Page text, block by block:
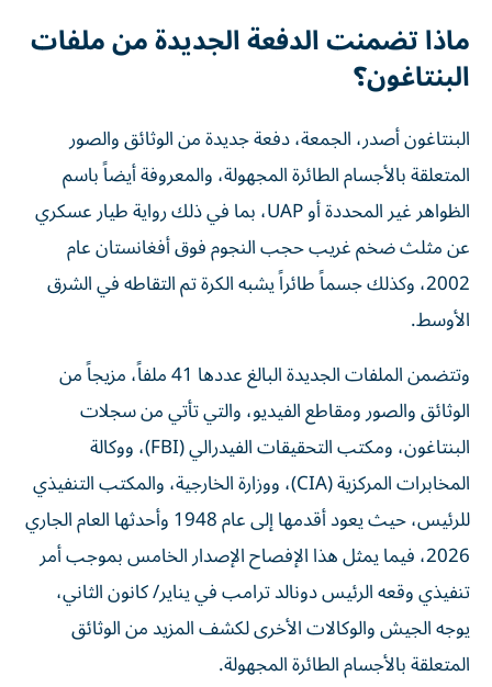
ماذا تضمنت الدفعة الجديدة من ملفات
البنتاغون؟
البنتاغون أصدر، الجمعة، دفعة جديدة من الوثائق والصور
المتعلقة بالأجسام الطائرة المجهولة، والمعروفة أيضاً باسم
الظواهر غير المحددة أو UAP، بما في ذلك رواية طيار عسكري
عن مثلث ضخم غريب حجب النجوم فوق أفغانستان عام
2002، وكذلك جسماً طائراً يشبه الكرة تم التقاطه في الشرق
الأوسط.
وتتضمن الملفات الجديدة البالغ عددها 41 ملفاً، مزيجاً من
الوثائق والصور ومقاطع الفيديو، والتي تأتي من سجلات
البنتاغون، ومكتب التحقيقات الفيدرالي (FBI)، ووكالة
المخابرات المركزية (CIA)، ووزارة الخارجية، والمكتب التنفيذي
للرئيس، حيث يعود أقدمها إلى عام 1948 وأحدثها العام الجاري
2026، فيما يمثل هذا الإفصاح الإصدار الخامس بموجب أمر
تنفيذي وقعه الرئيس دونالد ترامب في يناير/ كانون الثاني،
يوجه الجيش والوكالات الأخرى لكشف المزيد من الوثائق
المتعلقة بالأجسام الطائرة المجهولة.